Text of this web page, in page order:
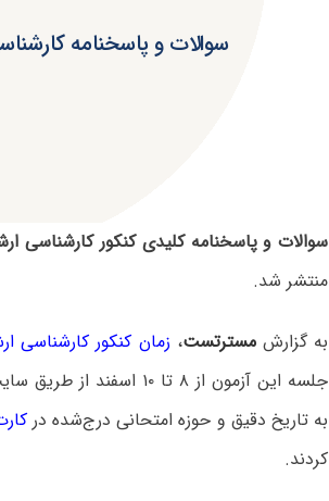
سوالات و پاسخنامه
سوالات و پاسخنامه کلیدی کنکور کارشناسی
منتشر شد.
به گزارشمسترتست، زمان کنکور کارشناسی
جلسه این آزمون از ۸ تا
به تاریخ دقیق و حوزه امتحانی درج‌شده در
کردند.